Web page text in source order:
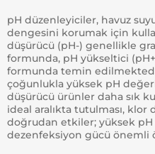
pH düzenleyiciler, havuz
dengesini korumak için
düşürücü (pH-) genellikle
formunda, pH yükseltici
formunda temin
çoğunlukla yüksek pH
düşürücü ürünler daha sık
ideal aralıkta tutulması,
doğrudan etkiler; yüksek
dezenfeksiyon gücü önemli